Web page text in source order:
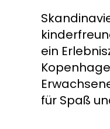
ein
für Spaß